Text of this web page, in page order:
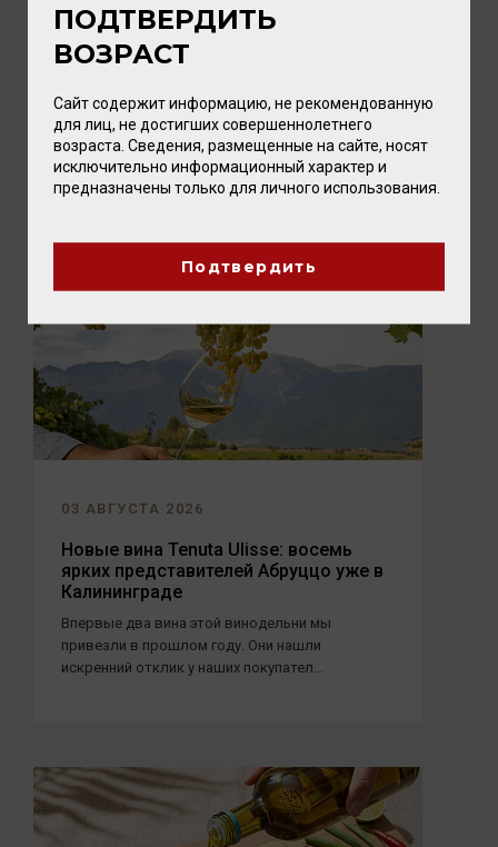
05 АВГУСТА 2026
ПИКНИК с vomFASS и Вайтнауэр-
Лето — время, когда хочется замедлиться,
выбраться на природу и разделить радость с
близкими. А чтобы это...
03 АВГУСТА 2026
Новые вина Tenuta Ulisse: восемь
ярких представителей Абруццо уже в
Калининграде
Впервые два вина этой винодельни мы
привезли в прошлом году. Они нашли
искренний отклик у наших покупател...
ПОДТВЕРДИТЬ
ВОЗРАСТ
Сайт содержит информацию, не рекомендованную
для лиц, не достигших совершеннолетнего
возраста. Сведения, размещенные на сайте, носят
исключительно информационный характер и
предназначены только для личного использования.
Подтвердить